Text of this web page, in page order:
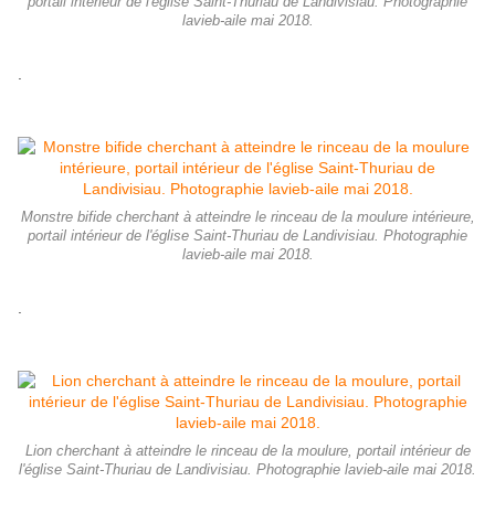
lavieb-aile mai 2018.
Monstre bifide cherchant à atteindre le rinceau de la moulure intérieure,
portail intérieur de l'église Saint-Thuriau de Landivisiau. Photographie
lavieb-aile mai 2018.
Lion cherchant à atteindre le rinceau de la moulure, portail intérieur de
l'église Saint-Thuriau de Landivisiau. Photographie lavieb-aile mai 2018.